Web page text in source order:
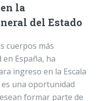
la
del Estado
cuerpos más
España, ha
ingreso en la Escala
es una oportunidad
formar parte de